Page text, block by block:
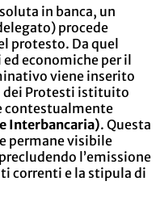
in banca, un
procede
protesto. Da quel
economiche per il
viene inserito
dei Protesti istituito
contestualmente
Interbancaria). Questa
permane visibile
l’emissione
correnti e la stipula di